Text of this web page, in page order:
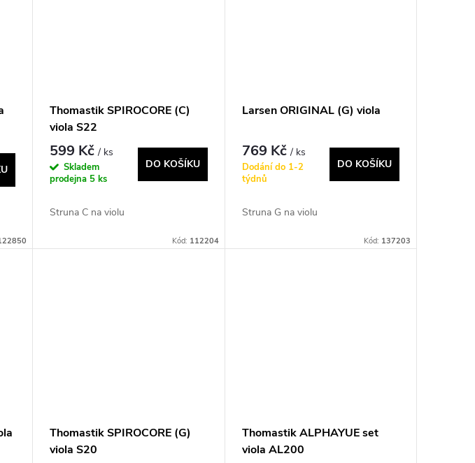
Thomastik SPIROCORE (C)
viola S22
599 Kč/ ks
Skladem
prodejna 5 ks
DO KOŠÍKU
Struna C na violu
Kód: 112204
Larsen ORIGINAL (G) viola
769 Kč/ ks
Dodání do 1-2
týdnů
DO KOŠÍKU
Struna G na violu
Kód: 137203
Thomastik SPIROCORE (G)
viola S20
Thomastik ALPHAYUE set
viola AL200